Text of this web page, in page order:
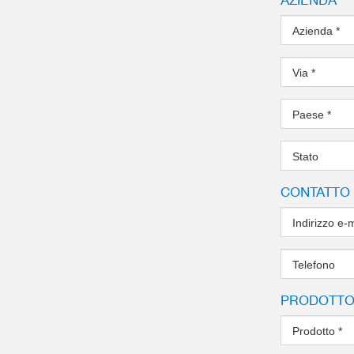
Azienda *
Via *
Paese *
Stato
CONTATTO
Indirizzo e-
Telefono
PRODOTTO
Prodotto *